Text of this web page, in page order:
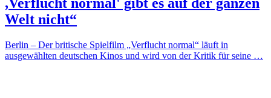
Welt nicht“
Berlin – Der britische Spielfilm „Verflucht normal“ läuft in
ausgewählten deutschen Kinos und wird von der Kritik für seine …